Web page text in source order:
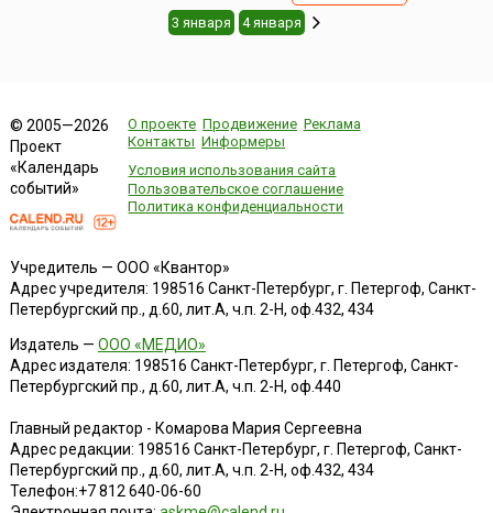
3 января 4 января
© 2005—2026
Проект
«Календарь
событий»
О проекте Продвижение Реклама
Контакты Информеры
Условия использования сайта
Пользовательское соглашение
Политика конфиденциальности
Учредитель — ООО «Квантор»
Адрес учредителя: 198516 Санкт-Петербург, г. Петергоф, Санкт-
Петербургский пр., д.60, лит.А, ч.п. 2-Н, оф.432, 434
Издатель — ООО «МЕДИО»
Адрес издателя: 198516 Санкт-Петербург, г. Петергоф, Санкт-
Петербургский пр., д.60, лит.А, ч.п. 2-Н, оф.440
Главный редактор - Комарова Мария Сергеевна
Адрес редакции: 198516 Санкт-Петербург, г. Петергоф, Санкт-
Петербургский пр., д.60, лит.А, ч.п. 2-Н, оф.432, 434
Телефон:+7 812 640-06-60